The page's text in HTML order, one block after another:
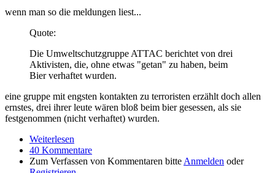
wenn man so die meldungen liest...
Quote:
Die Umweltschutzgruppe ATTAC berichtet von drei
Aktivisten, die, ohne etwas "getan" zu haben, beim
Bier verhaftet wurden.
eine gruppe mit engsten kontakten zu terroristen erzählt doch allen
ernstes, drei ihrer leute wären bloß beim bier gesessen, als sie
festgenommen (nicht verhaftet) wurden.
Weiterlesen
40 Kommentare
Zum Verfassen von Kommentaren bitte Anmelden oder